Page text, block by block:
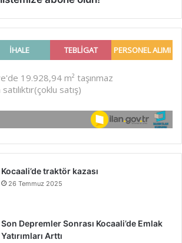
Kocaali’de traktör kazası
26 Temmuz 2025
Son Depremler Sonrası Kocaali’de Emlak
Yatırımları Arttı